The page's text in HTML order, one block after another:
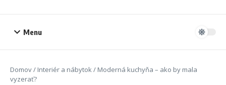
Menu
Domov/ Interiér a nábytok/ Moderná kuchyňa – ako by mala
vyzerať?